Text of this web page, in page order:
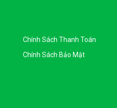
ĐẠT
Chính Sách Thanh Toán
Chính Sách Bảo Mật